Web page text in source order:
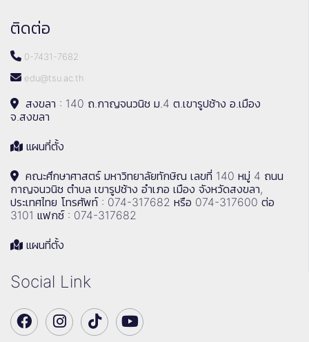
ติดต่อ
0-7431-7682
edu@tsu.ac.th
สงขลา : 140 ถ.กาญจนวนิช ม.4 ต.เขารูปช้าง อ.เมือง
จ.สงขลา
แผนที่ตั้ง
คณะศึกษาศาสตร์ มหาวิทยาลัยทักษิณ เลขที่ 140 หมู่ 4 ถนน
กาญจนวนิช ตำบล เขารูปช้าง อำเภอ เมือง จังหวัดสงขลา,
ประเทศไทย โทรศัพท์ : 074-317682 หรือ 074-317600 ต่อ
3101 แฟกซ์ : 074-317682
แผนที่ตั้ง
Social Link